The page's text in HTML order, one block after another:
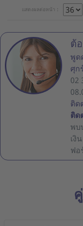
แสดงผลต่อหน้า :
ต้
พูด
ศุก
02
ติด
ติด
พบ
เงิ
ฟอ